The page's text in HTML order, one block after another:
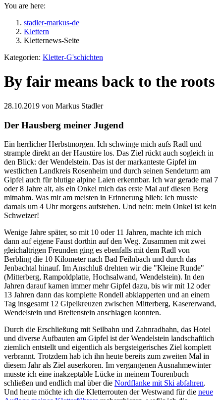
You are here:
stadler-markus-de
Klettern
Kletternews-Seite
Kategorien: Kletter-G'schichten
By fair means back to the roots
28.10.2019 von Markus Stadler
Der Hausberg meiner Jugend
Ein herrlicher Herbstmorgen. Ich schwinge mich aufs Radl und
strample direkt an der Haustüre los. Das Ziel rückt auch sogleich in
den Blick: der Wendelstein. Das ist der markanteste Gipfel im
westlichen Landkreis Rosenheim und durch seinen Sendeturm am
Gipfel auch für blutige alpine Laien erkennbar. Ich war gerade mal 7
oder 8 Jahre alt, als ein Onkel mich das erste Mal auf diesen Berg
mitnahm. Was mir am meisten in Erinnerung blieb: Ich musste
damals um 4 Uhr morgens aufstehen. Und nein: mein Onkel ist kein
Schweizer!
Wenige Jahre später, so mit 10 oder 11 Jahren, machte ich mich
dann auf eigene Faust dorthin auf den Weg. Zusammen mit zwei
gleichaltrigen Freunden ging es ebenfalls mit dem Radl von
Berbling die 10 Kilometer nach Bad Feilnbach und durch das
Jenbachtal hinauf. Im Anschluß drehten wir die "Kleine Runde"
(Mitterberg, Rampoldplatte, Hochsalwand, Wendelstein). In den
Jahren darauf kamen immer mehr Gipfel dazu, bis wir mit 12 oder
13 Jahren dann das komplette Rondell abklapperten und an einem
Tag insgesamt 12 Gipelkreuzen zwischen Mitterberg, Kasererwand,
Wendelstein und Breitenstein anschlagen konnten.
Durch die Erschließung mit Seilbahn und Zahnradbahn, das Hotel
und diverse Aufbauten am Gipfel ist der Wendelstein landschaftlich
ziemlich entstellt und eigentlich als bergsteigerisches Ziel komplett
verbrannt. Trotzdem hab ich ihn heute bereits zum zweiten Mal in
diesem Jahr als Ziel auserkoren. Im vergangenen Ausnahmewinter
musste ich eine inakzeptable Lücke in meinem Tourenbuch
schließen und endlich mal über die Nordflanke mit Ski abfahren.
Und heute möchte ich die Kletterrouten der Westwand für die neue